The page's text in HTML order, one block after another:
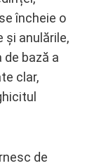
încheie o
și anulările,
bază a
clar,
de